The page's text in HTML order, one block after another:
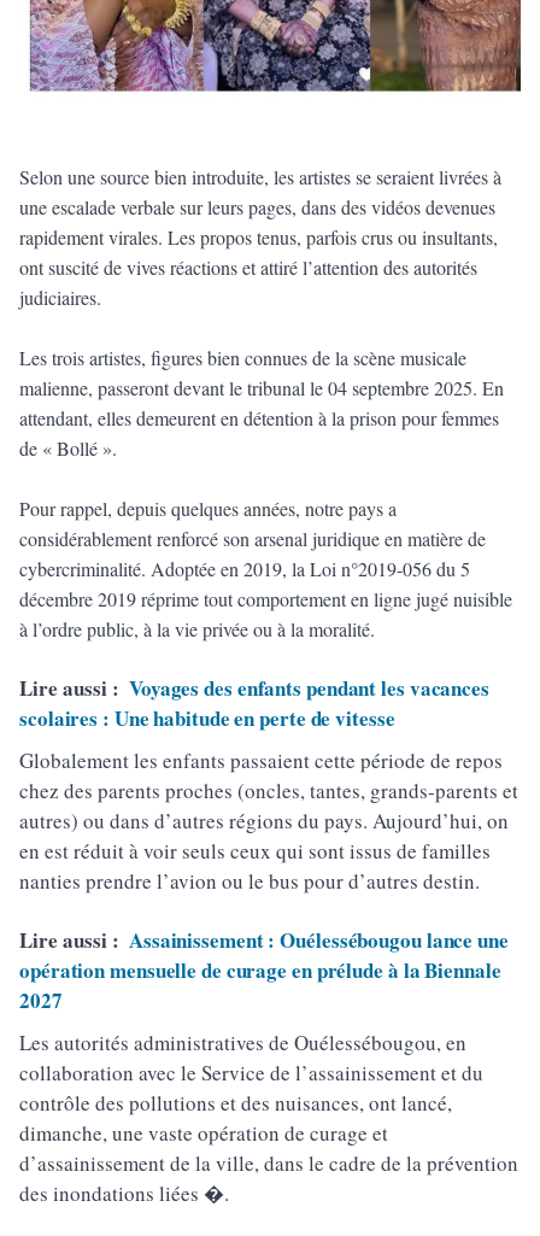
Selon une source bien introduite, les artistes se seraient livrées à
une escalade verbale sur leurs pages, dans des vidéos devenues
rapidement virales. Les propos tenus, parfois crus ou insultants,
ont suscité de vives réactions et attiré l’attention des autorités
judiciaires.
Les trois artistes, figures bien connues de la scène musicale
malienne, passeront devant le tribunal le 04 septembre 2025. En
attendant, elles demeurent en détention à la prison pour femmes
de « Bollé ».
Pour rappel, depuis quelques années, notre pays a
considérablement renforcé son arsenal juridique en matière de
cybercriminalité. Adoptée en 2019, la Loi n°2019-056 du 5
décembre 2019 réprime tout comportement en ligne jugé nuisible
à l’ordre public, à la vie privée ou à la moralité.
Lire aussi : Voyages des enfants pendant les vacances
scolaires : Une habitude en perte de vitesse
Globalement les enfants passaient cette période de repos
chez des parents proches (oncles, tantes, grands-parents et
autres) ou dans d’autres régions du pays. Aujourd’hui, on
en est réduit à voir seuls ceux qui sont issus de familles
nanties prendre l’avion ou le bus pour d’autres destin.
Lire aussi : Assainissement : Ouélessébougou lance une
opération mensuelle de curage en prélude à la Biennale
2027
Les autorités administratives de Ouélessébougou, en
collaboration avec le Service de l’assainissement et du
contrôle des pollutions et des nuisances, ont lancé,
dimanche, une vaste opération de curage et
d’assainissement de la ville, dans le cadre de la prévention
des inondations liées �.